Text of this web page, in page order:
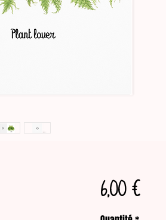
6,00 €Prix